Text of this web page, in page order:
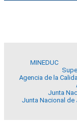
MINEDUC
Agencia de la
Junta
Junta Nacional de